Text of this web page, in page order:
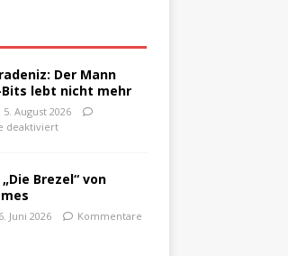
Der Mann
Bits lebt nicht mehr
August 2026
deaktiviert
Brezel“ von
Juni 2026
Kommentare